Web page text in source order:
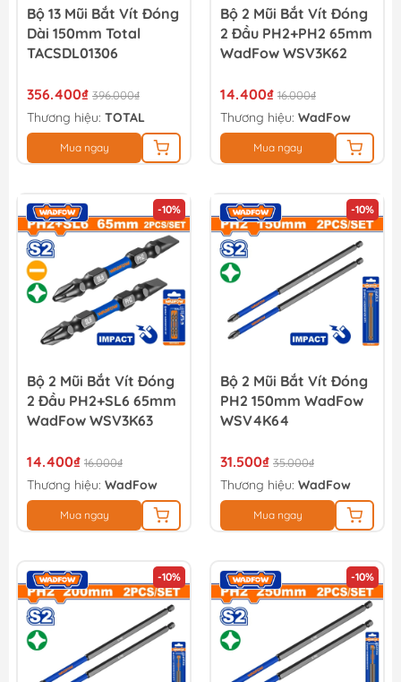
Bộ 13 Mũi Bắt Vít Đóng
Dài 150mm Total
TACSDL01306
356.400₫ 396.000₫
Thương hiệu: TOTAL
Mua ngay
Bộ 2 Mũi Bắt Vít Đóng
2 Đầu PH2+PH2 65mm
WadFow WSV3K62
14.400₫ 16.000₫
Thương hiệu: WadFow
Mua ngay
-10%
Bộ 2 Mũi Bắt Vít Đóng
2 Đầu PH2+SL6 65mm
WadFow WSV3K63
14.400₫ 16.000₫
Thương hiệu: WadFow
Mua ngay
-10%
Bộ 2 Mũi Bắt Vít Đóng
PH2 150mm WadFow
WSV4K64
31.500₫ 35.000₫
Thương hiệu: WadFow
Mua ngay
-10% -10%